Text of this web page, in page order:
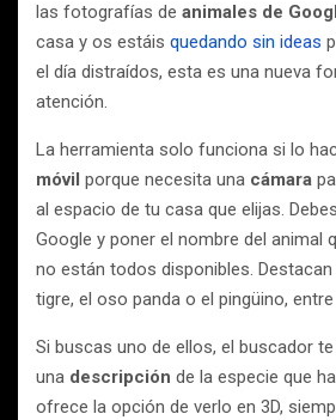
las fotografías de animales de
casa y os estáis quedando sin ideas
el día distraídos, esta es una nueva
atención.
La herramienta solo funciona si lo
móvil porque necesita una cámara
al espacio de tu casa que elijas.
Google y poner el nombre del animal
no están todos disponibles.
tigre, el oso panda o el pingüino,
Si buscas uno de ellos, el buscador
una descripción de la especie que
ofrece la opción de verlo en 3D,